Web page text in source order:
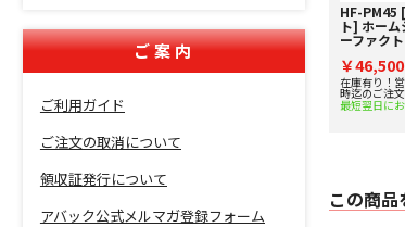
ご案内
ご利用ガイド
ご注文の取消について
領収証発行について
アバック公式メルマガ登録フォーム
HF-PM45
ト] ホーム
ーファク
吊り金具
￥46,500
在庫有り！
時迄のご注
最短翌日に
この商